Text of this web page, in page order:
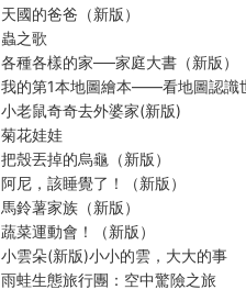
天國的爸爸（新版）
蟲之歌
各種各樣的家──家庭大書（新版）
我的第1本地圖繪本――看地圖認識
小老鼠奇奇去外婆家(新版)
菊花娃娃
把殼丟掉的烏龜（新版）
阿尼，該睡覺了！（新版）
馬鈴薯家族（新版）
蔬菜運動會！（新版）
小雲朵(新版)小小的雲，大大的事
雨蛙生態旅行團：空中驚險之旅